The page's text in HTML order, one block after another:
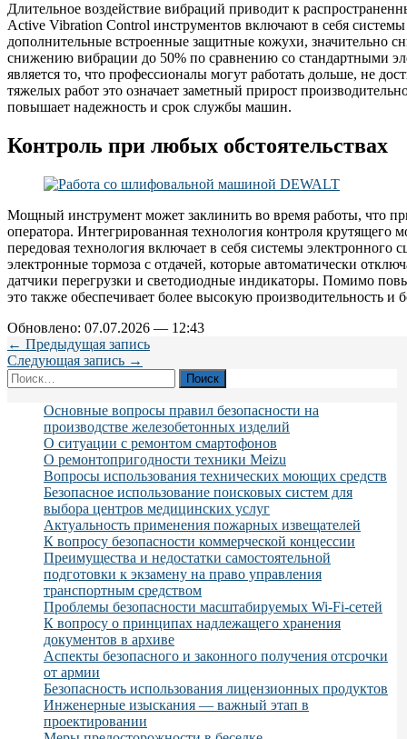
Длительное воздействие вибраций приводит к
Active Vibration Control инструментов включают в себя
дополнительные встроенные защитные кожухи, значительно
снижению вибрации до 50% по сравнению со стандартными
является то, что профессионалы могут работать дольше, не
тяжелых работ это означает заметный прирост
повышает надежность и срок службы машин.
Контроль при любых обстоятельствах
Мощный инструмент может заклинить во время работы, что
оператора. Интегрированная технология контроля крутящего
передовая технология включает в себя системы
электронные тормоза с отдачей, которые автоматически
датчики перегрузки и светодиодные индикаторы. Помимо
это также обеспечивает более высокую производительность
Обновлено: 07.07.2026 — 12:43
← Предыдущая запись
Следующая запись →
Найти:
Основные вопросы правил безопасности на
производстве железобетонных изделий
О ситуации с ремонтом смартофонов
О ремонтопригодности техники Meizu
Вопросы использования технических моющих средств
Безопасное использование поисковых систем для
выбора центров медицинских услуг
Актуальность применения пожарных извещателей
К вопросу безопасности коммерческой концессии
Преимущества и недостатки самостоятельной
подготовки к экзамену на право управления
транспортным средством
Проблемы безопасности масштабируемых Wi-Fi-сетей
К вопросу о принципах надлежащего хранения
документов в архиве
Аспекты безопасного и законного получения отсрочки
от армии
Безопасность использования лицензионных продуктов
Инженерные изыскания — важный этап в
проектировании